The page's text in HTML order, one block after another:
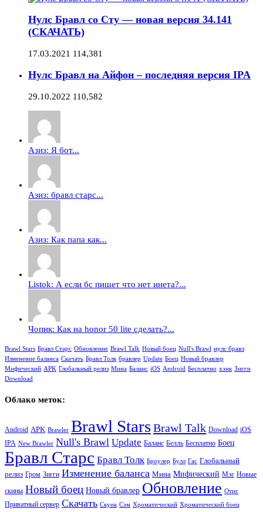
Нулс Бравл со Сту — новая версия 34.141
(СКАЧАТЬ)
17.03.2021 114,381
Нулс Бравл на Айфон – последняя версия IPA
29.10.2022 110,582
Азиз: Я бот...
Азиз: бравл старс...
Азиз: Как папа как...
Listok: А если бс пишет что нет инета?...
Чопик: Как на honor 50 lite сделать?...
Brawl Stars Бравл Старс Обновление Brawl Talk Новый боец Null's Brawl нулс бравл
Изменение баланса Скачать Бравл Толк бравлер Update Боец Новый бравлер
Мифический APK Глобальный релиз Мина Баланс iOS Android Бесплатно хэнк Зигги
Download
Облако меток:
Android APK Brawler Brawl StarsBrawl Talk Download iOS
IPA New Brawler Null's Brawl Update Баланс Белль Бесплатно Боец
Бравл Старс Бравл Толк Броулер Булл Гас Глобальный
релиз Гром Зигги Изменение баланса Мина Мифический Мэг Новые
скины Новый боец Новый бравлер Обновление Отис
Приватный сервер Скачать Скуик Сэм Хроматический Хроматический боец